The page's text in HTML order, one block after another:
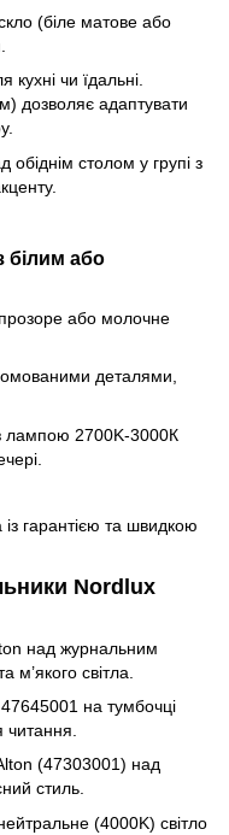
(біле матове або
кухні чи їдальні.
дозволяє адаптувати
обіднім столом у групі з
білим або
або молочне
деталями,
лампою 2700K-3000К
гарантією та швидкою
Nordlux
над журнальним
м’якого світла.
на тумбочці
(47303001) над
стиль.
(4000K) світло